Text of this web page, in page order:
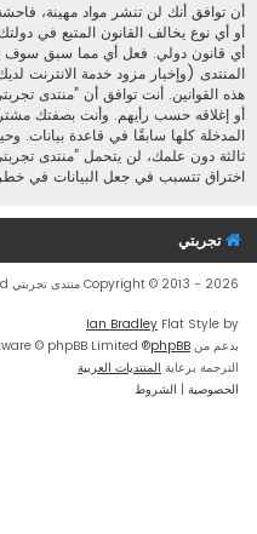
أن توافق أنك لن تنشر مواد مهينة،
أو أي نوع يخالف القانون المتبع في
أي قانون دولي. فعل أي مما سبق سوف
المنتدى (وإخبار مزود خدمة الانترنت
هذه القوانين. أنت توافق أن ”منتدى
أو إغلاقه حسب رأيهم. وأنت بصفتك
المدخلة كلها سابقًا في قاعدة بيانات.
اختراق تتسبب في جعل البيانات في خطر
تجربتي
Copyright © 2013 - 2026 منتدى تجربتي All rights reserved.
Flat Style by
Ian Bradley
بدعم من phpBB
® Forum Software © phpBB Limited
الترجمة برعاية المنتديات العربية
الخصوصية | الشروط